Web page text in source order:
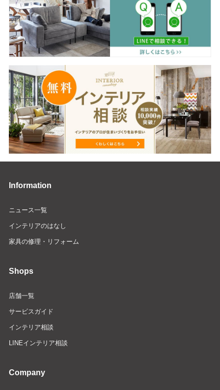
Information
ニュース一覧
インテリアのはなし
家具の修理・リフォーム
Shops
店舗一覧
サービスガイド
インテリア相談
LINEインテリア相談
Company